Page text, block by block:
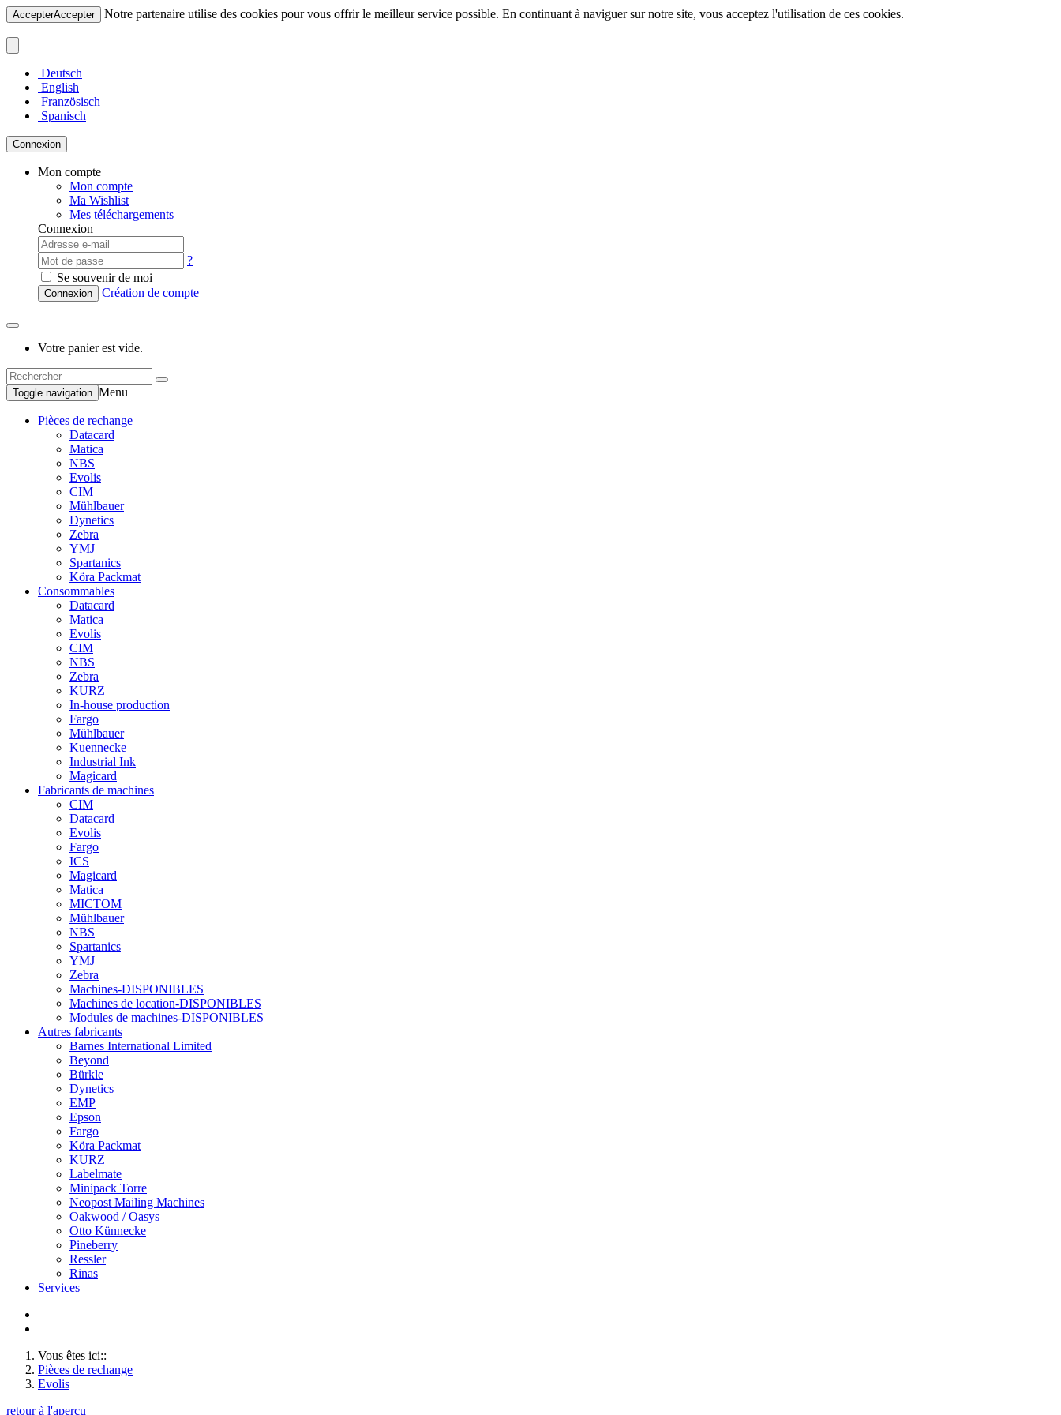
AccepterAccepter Notre partenaire utilise des cookies pour vous offrir le meilleur service possible. En continuant à naviguer sur notre site, vous acceptez l'utilisation de ces cookies.
Deutsch
English
Französisch
Spanisch
Connexion
Mon compte
Mon compte
Ma Wishlist
Mes téléchargements
Connexion
?
Se souvenir de moi
Connexion Création de compte
Votre panier est vide.
Toggle navigation Menu
Pièces de rechange
Datacard
Matica
NBS
Evolis
CIM
Mühlbauer
Dynetics
Zebra
YMJ
Spartanics
Köra Packmat
Consommables
Datacard
Matica
Evolis
CIM
NBS
Zebra
KURZ
In-house production
Fargo
Mühlbauer
Kuennecke
Industrial Ink
Magicard
Fabricants de machines
CIM
Datacard
Evolis
Fargo
ICS
Magicard
Matica
MICTOM
Mühlbauer
NBS
Spartanics
YMJ
Zebra
Machines-DISPONIBLES
Machines de location-DISPONIBLES
Modules de machines-DISPONIBLES
Autres fabricants
Barnes International Limited
Beyond
Bürkle
Dynetics
EMP
Epson
Fargo
Köra Packmat
KURZ
Labelmate
Minipack Torre
Neopost Mailing Machines
Oakwood / Oasys
Otto Künnecke
Pineberry
Ressler
Rinas
Services
Vous êtes ici::
Pièces de rechange
Evolis
retour à l'aperçu